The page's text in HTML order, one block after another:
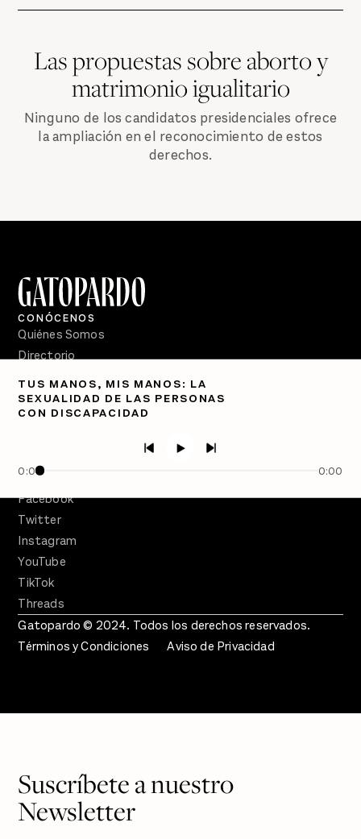
Las propuestas sobre aborto y
matrimonio igualitario
Ninguno de los candidatos presidenciales ofrece
la ampliación en el reconocimiento de estos
derechos.
TUS MANOS, MIS MANOS: LA
SEXUALIDAD DE LAS PERSONAS
CON DISCAPACIDAD
0:00 0:00
CONÓCENOS
Quiénes Somos
Directorio
PÓDCASTS
Semanario Gatopardo
Facebook
Twitter
Instagram
YouTube
TikTok
Threads
Gatopardo © 2024. Todos los derechos reservados.
Términos y Condiciones
Aviso de Privacidad
Suscríbete a nuestro
Newsletter